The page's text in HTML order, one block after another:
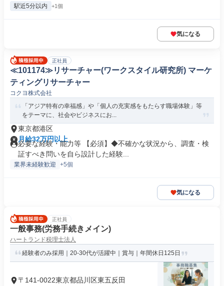
駅近5分以内 +1個
気になる
正社員
≪101174≫リサーチャー(ワークスタイル研究所) マーケ
ティングリサーチャー
コクヨ株式会社
「アジア特有の幸福感」や「個人の充実感をもたらす職場体験」等
をテーマに、社会やビジネスにお...
東京都港区
月給32万円以上
必要な経験・能力等 【必須】◆不確かな状況から、調査・検
証すべき問いを自ら設計した経験...
業界未経験歓迎 +5個
気になる
正社員
一般事務(労務手続きメイン)
ハートランド税理士法人
経験者のみ採用｜20-30代が活躍中｜賞与｜年間休日125日
〒141-0022東京都品川区東五反田